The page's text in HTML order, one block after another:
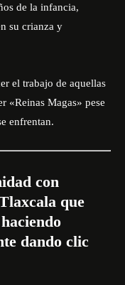
de la infancia,
su crianza y
el trabajo de aquellas
«Reinas Magas» pese
enfrentan.
con
que
dando clic